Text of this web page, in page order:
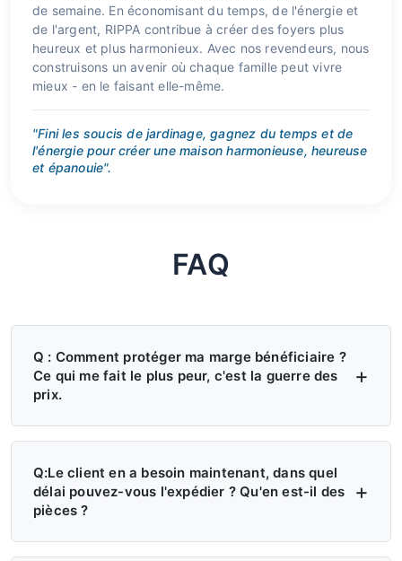
de semaine. En économisant du temps, de l'énergie et
de l'argent, RIPPA contribue à créer des foyers plus
heureux et plus harmonieux. Avec nos revendeurs, nous
construisons un avenir où chaque famille peut vivre
mieux - en le faisant elle-même.
"Fini les soucis de jardinage, gagnez du temps et de
l'énergie pour créer une maison harmonieuse, heureuse
et épanouie".
FAQ
Q : Comment protéger ma marge bénéficiaire ?
Ce qui me fait le plus peur, c'est la guerre des
prix.
R : Quatre niveaux de protection - (1)
application du MAP/MSRP, pas de sous-
cotation ; (2) territoire exclusif, pas de
Q:Le client en a besoin maintenant, dans quel
délai pouvez-vous l'expédier ? Qu'en est-il des
pièces ?
R : Plus de 6 centres de distribution aux